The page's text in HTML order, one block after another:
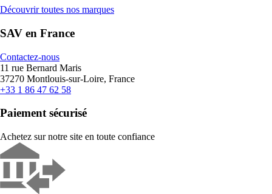
Découvrir toutes nos marques
SAV en France
Contactez-nous
11 rue Bernard Maris
37270 Montlouis-sur-Loire, France
+33 1 86 47 62 58
Paiement sécurisé
Achetez sur notre site en toute confiance